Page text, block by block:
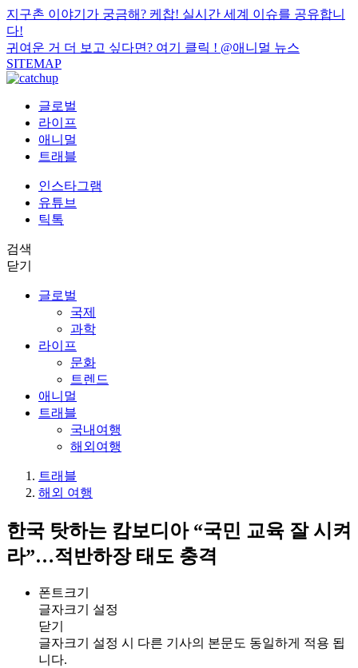
지구촌 이야기가 궁금해? 케찹! 실시간 세계 이슈를 공유합니
다!
귀여운 거 더 보고 싶다면? 여기 클릭 ! @애니멀 뉴스
SITEMAP
글로벌
라이프
애니멀
트래블
인스타그램
유튜브
틱톡
검색
닫기
글로벌
국제
과학
라이프
문화
트렌드
애니멀
트래블
국내여행
해외여행
트래블
해외 여행
한국 탓하는 캄보디아 “국민 교육 잘 시켜
라”…적반하장 태도 충격
폰트크기
글자크기 설정
닫기
글자크기 설정 시 다른 기사의 본문도 동일하게 적용 됩
니다.